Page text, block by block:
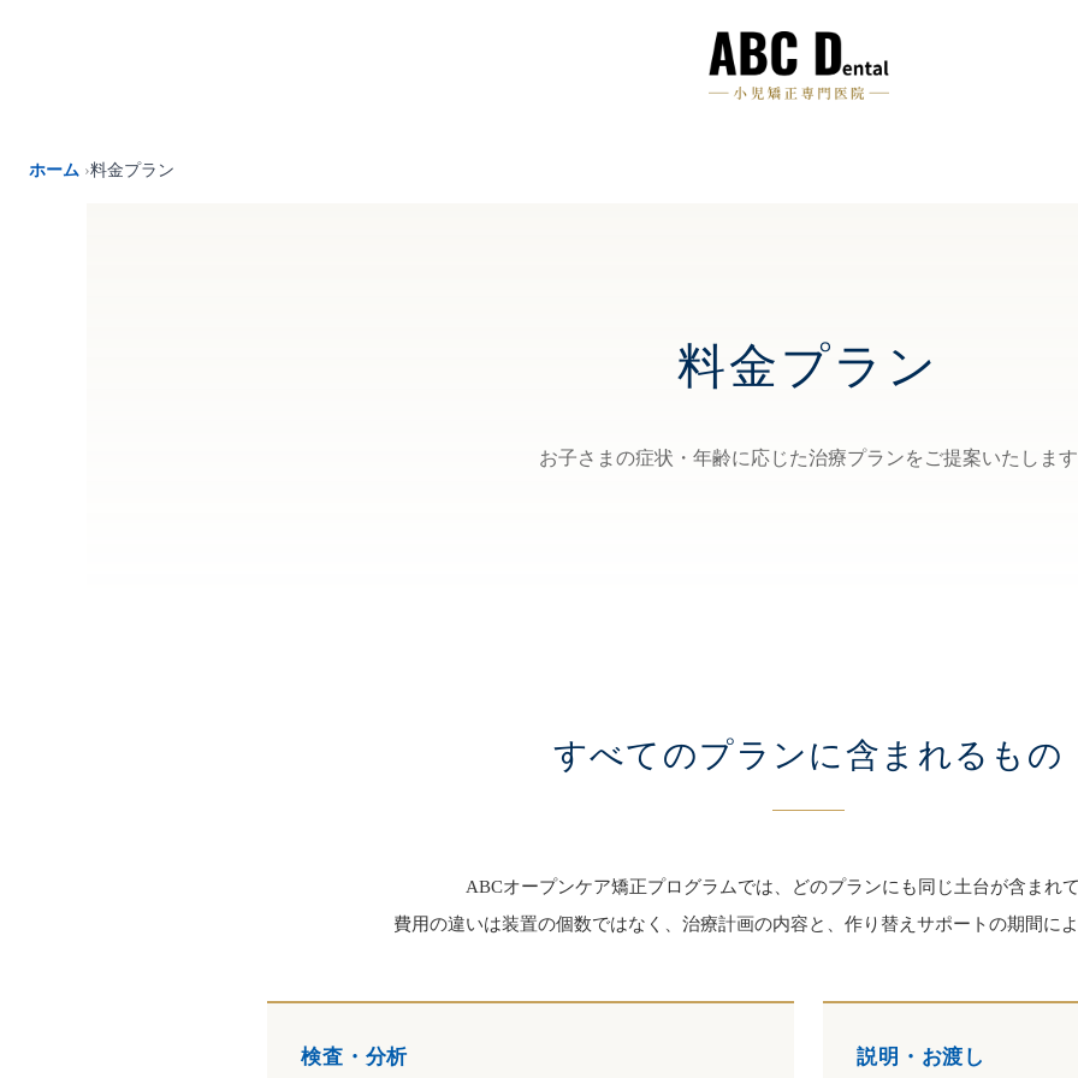
ホーム ›料金プラン
料金プラン
お子さまの症状・年齢に応じた治療プランをご提案いたします
すべてのプランに含まれるもの
ABCオープンケア矯正プログラムでは、どのプランにも同じ土台が含まれて
費用の違いは装置の個数ではなく、治療計画の内容と、作り替えサポートの期間によ
検査・分析 説明・お渡し